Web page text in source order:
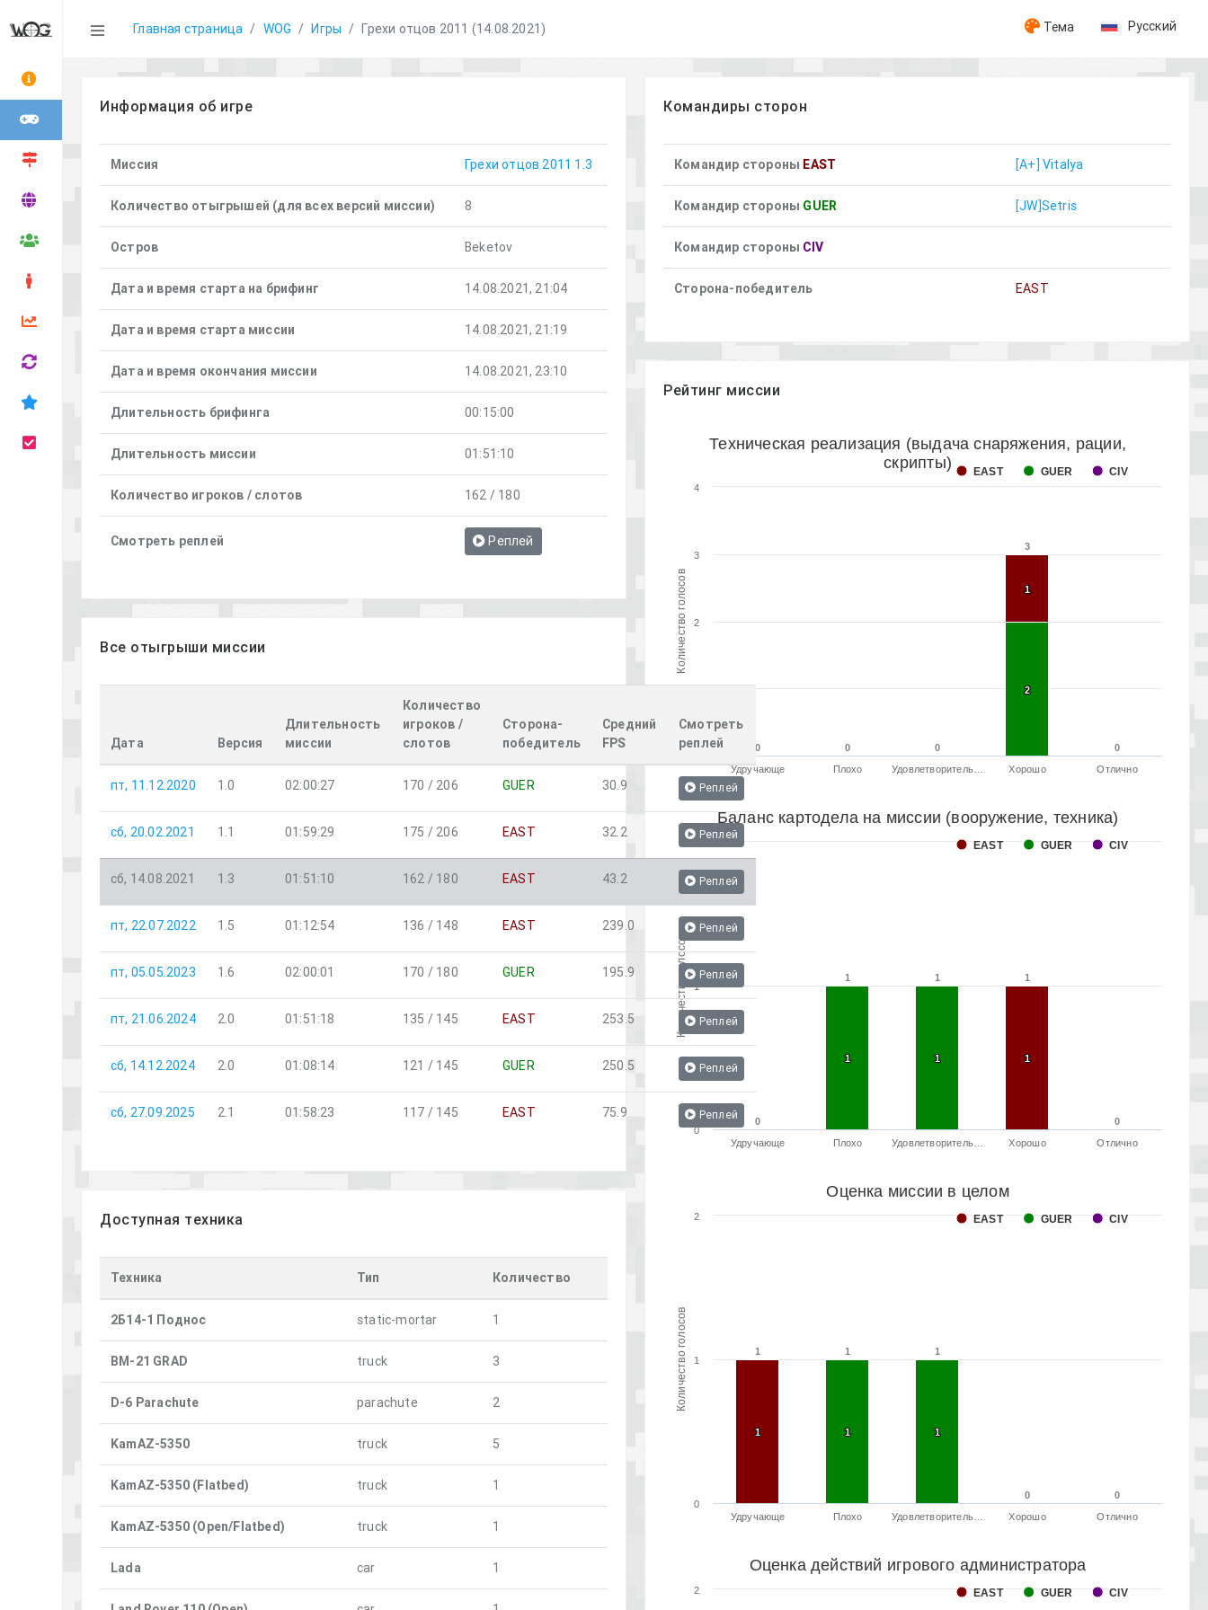
StatisticsГлавная страница WOG Игры Грехи отцов 2011 (14.08.2021) Тема Русский
Информация об игре
Миссия Грехи отцов 2011 1.3
Количество отыгрышей (для всех версий миссии) 8
Остров Beketov
Дата и время старта на брифинг 14.08.2021, 21:04
Дата и время старта миссии 14.08.2021, 21:19
Дата и время окончания миссии 14.08.2021, 23:10
Длительность брифинга 00:15:00
Длительность миссии 01:51:10
Количество игроков / слотов 162 / 180
Смотреть реплей Реплей
Командиры сторон
Командир стороны EAST [A+] Vitalya
Командир стороны GUER [JW]Setris
Командир стороны CIV
Сторона-победитель EAST
Рейтинг миссии
Количество голосов
Техническая реализация (выдача снаряжения, рации,
скрипты)
0
0 0
0 0
0
3
3
0
0
1
1
2
2
EAST GUER CIV
Удручающе Плохо Удовлетворитель… Хорошо Отлично
2
3
4
Количество голосов
Баланс картодела на миссии (вооружение, техника)
0
0
1
1 1
1 1
1
0
0
1
1
1
1 1
1
EAST GUER CIV
Удручающе Плохо Удовлетворитель… Хорошо Отлично
0
1
Количество голосов
Оценка миссии в целом
1
1 1
1 1
1
0
0 0
0
1
1 1
1 1
1
EAST GUER CIV
Удручающе Плохо Удовлетворитель… Хорошо Отлично
0
1
2
Оценка действий игрового администратора
EAST GUER CIV
2
Все отыгрыши миссии
Дата Версия
Длительность
миссии
Количество
игроков /
слотов
Сторона-
победитель
Средний
FPS
Смотреть
реплей
пт, 11.12.2020 1.0 02:00:27 170 / 206 GUER 30.9 Реплей
сб, 20.02.2021 1.1 01:59:29 175 / 206 EAST 32.2 Реплей
сб, 14.08.2021 1.3 01:51:10 162 / 180 EAST 43.2 Реплей
пт, 22.07.2022 1.5 01:12:54 136 / 148 EAST 239.0 Реплей
пт, 05.05.2023 1.6 02:00:01 170 / 180 GUER 195.9 Реплей
пт, 21.06.2024 2.0 01:51:18 135 / 145 EAST 253.5 Реплей
сб, 14.12.2024 2.0 01:08:14 121 / 145 GUER 250.5 Реплей
сб, 27.09.2025 2.1 01:58:23 117 / 145 EAST 75.9 Реплей
Доступная техника
Техника Тип Количество
2Б14-1 Поднос static-mortar 1
BM-21 GRAD truck 3
D-6 Parachute parachute 2
KamAZ-5350 truck 5
KamAZ-5350 (Flatbed) truck 1
KamAZ-5350 (Open/Flatbed) truck 1
Lada car 1